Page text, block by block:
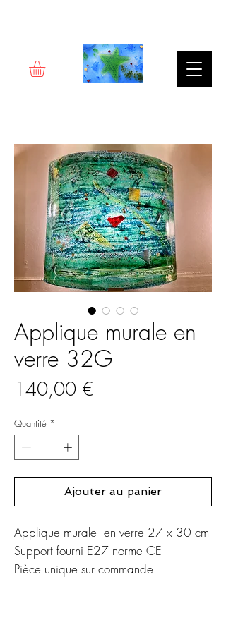
Applique murale en
verre 32G
140,00 €
Quantité *
Ajouter au panier
Applique murale en verre 27 x 30 cm
Support fourni E27 norme CE
Pièce unique sur commande